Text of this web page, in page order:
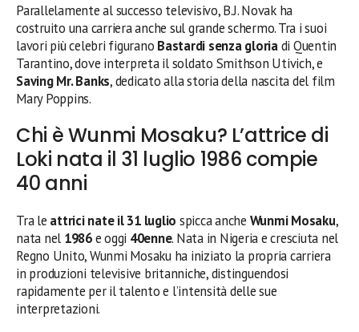
Parallelamente al successo televisivo, B.J. Novak ha
costruito una carriera anche sul grande schermo. Tra i suoi
lavori più celebri figurano Bastardi senza gloriadi Quentin
Tarantino, dove interpreta il soldato Smithson Utivich, e
Saving Mr. Banks, dedicato alla storia della nascita del film
Mary Poppins.
Chi è Wunmi Mosaku? L’attrice di
Loki nata il 31 luglio 1986 compie
40 anni
Tra le attrici nate il 31 luglio spicca anche Wunmi Mosaku,
nata nel 1986e oggi 40enne. Nata in Nigeria e cresciuta nel
Regno Unito, Wunmi Mosaku ha iniziato la propria carriera
in produzioni televisive britanniche, distinguendosi
rapidamente per il talento e l’intensità delle sue
interpretazioni.